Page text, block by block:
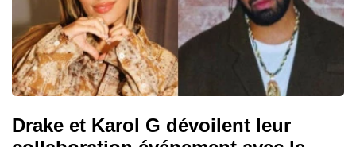
Drake et Karol G dévoilent leur